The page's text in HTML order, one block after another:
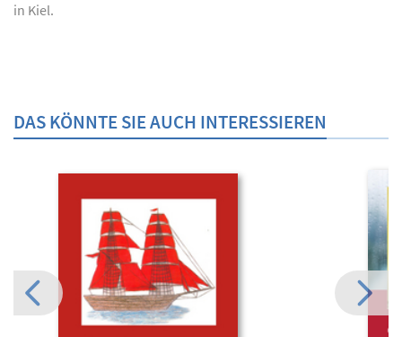
in Kiel.
DAS KÖNNTE SIE AUCH INTERESSIEREN